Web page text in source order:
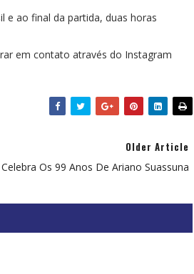
e ao final da partida, duas horas
em contato através do Instagram
Older Article
Os 99 Anos De Ariano Suassuna